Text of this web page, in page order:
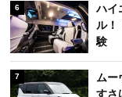
6
ハイ
ル！
験
7
ムー
すさ